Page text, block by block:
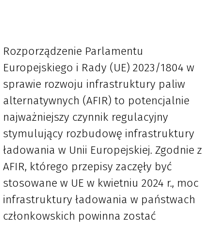
Rozporządzenie Parlamentu
Europejskiego i Rady (UE) 2023/1804 w
sprawie rozwoju infrastruktury paliw
alternatywnych (AFIR) to potencjalnie
najważniejszy czynnik regulacyjny
stymulujący rozbudowę infrastruktury
ładowania w Unii Europejskiej. Zgodnie z
AFIR, którego przepisy zaczęły być
stosowane w UE w kwietniu 2024 r., moc
infrastruktury ładowania w państwach
członkowskich powinna zostać